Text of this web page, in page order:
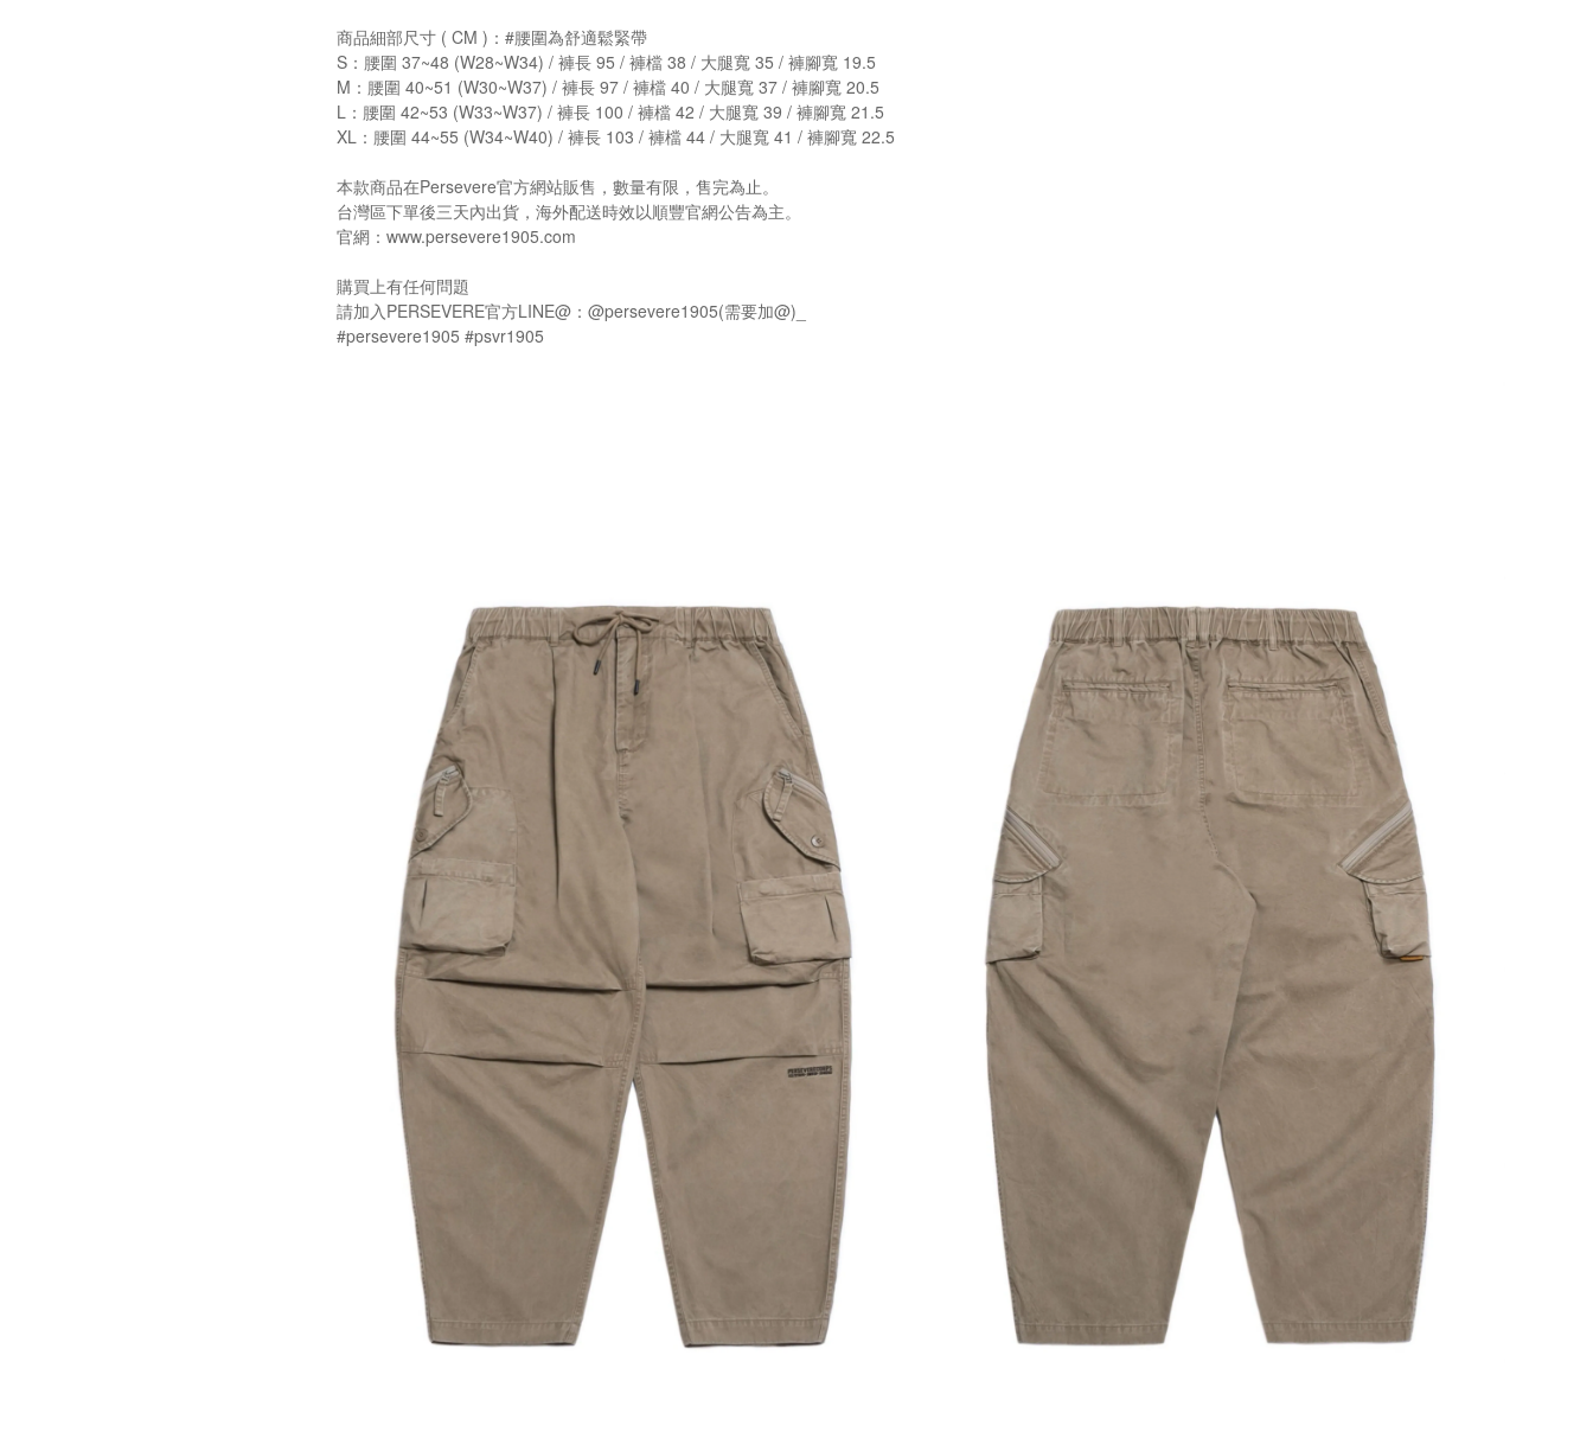
商品細部尺寸 ( CM )：#腰圍為舒適鬆緊帶
S：腰圍 37~48 (W28~W34) / 褲長 95 / 褲檔 38 / 大腿寬 35 / 褲腳寬 19.5
M：腰圍 40~51 (W30~W37) / 褲長 97 / 褲檔 40 / 大腿寬 37 / 褲腳寬 20.5
L：腰圍 42~53 (W33~W37) / 褲長 100 / 褲檔 42 / 大腿寬 39 / 褲腳寬 21.5
XL：腰圍 44~55 (W34~W40) / 褲長 103 / 褲檔 44 / 大腿寬 41 / 褲腳寬 22.5
本款商品在Persevere官方網站販售，數量有限，售完為止。
台灣區下單後三天內出貨，海外配送時效以順豐官網公告為主。
官網：www.persevere1905.com
購買上有任何問題
請加入PERSEVERE官方LINE@：@persevere1905(需要加@)_
#persevere1905 #psvr1905